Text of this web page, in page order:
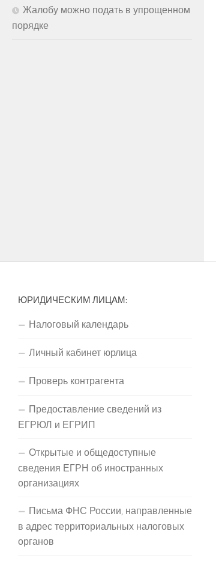
Жалобу можно подать в упрощенном
порядке
ЮРИДИЧЕСКИМ ЛИЦАМ:
Налоговый календарь
Личный кабинет юрлица
Проверь контрагента
Предоставление сведений из
ЕГРЮЛ и ЕГРИП
Открытые и общедоступные
сведения ЕГРН об иностранных
организациях
Письма ФНС России, направленные
в адрес территориальных налоговых
органов